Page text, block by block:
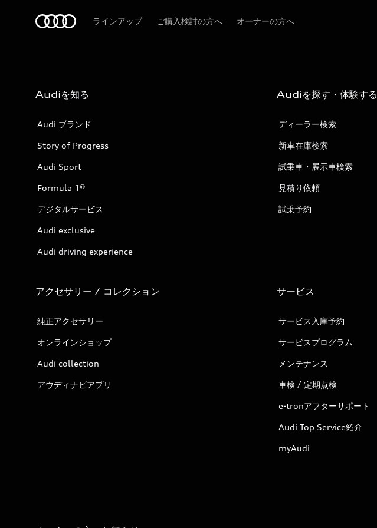
ラインアップ ご購入検討の方へ オーナーの方へ
Audiを知る
Audi ブランド
Story of Progress
Audi Sport
Formula 1®
デジタルサービス
Audi exclusive
Audi driving experience
Audiを探す・体験する
ディーラー検索
新車在庫検索
試乗車・展示車検索
見積り依頼
試乗予約
アクセサリー / コレクション
純正アクセサリー
オンラインショップ
Audi collection
アウディナビアプリ
サービス
サービス入庫予約
サービスプログラム
メンテナンス
車検 / 定期点検
e-tronアフターサポート
Audi Top Service紹介
myAudi